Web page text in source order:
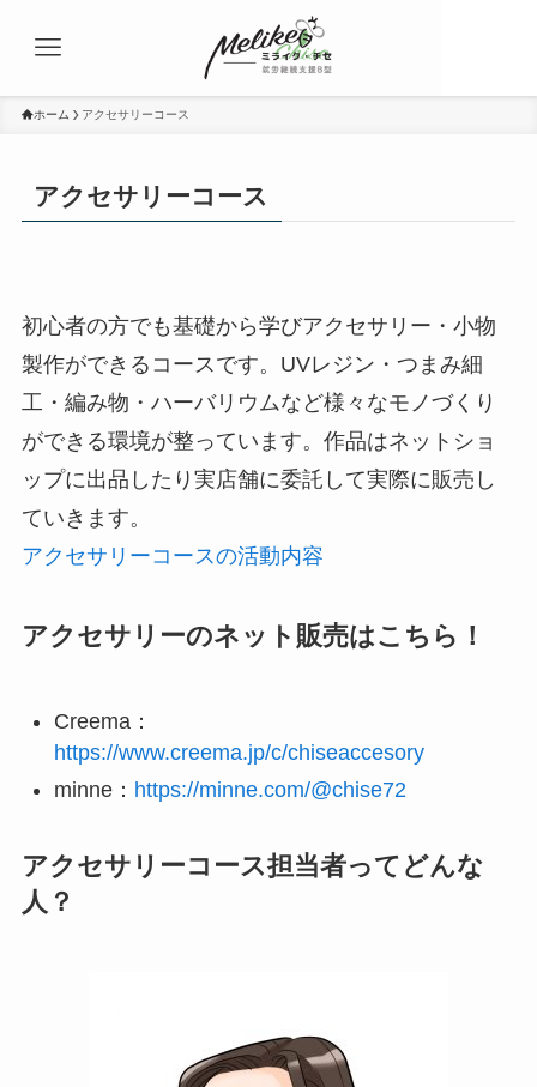
ホーム アクセサリーコース
アクセサリーコース
初心者の方でも基礎から学びアクセサリー・小物
製作ができるコースです。UVレジン・つまみ細
工・編み物・ハーバリウムなど様々なモノづくり
ができる環境が整っています。作品はネットショ
ップに出品したり実店舗に委託して実際に販売し
ていきます。
アクセサリーコースの活動内容
アクセサリーのネット販売はこちら！
Creema：
https://www.creema.jp/c/chiseaccesory
minne： https://minne.com/@chise72
アクセサリーコース担当者ってどんな
人？